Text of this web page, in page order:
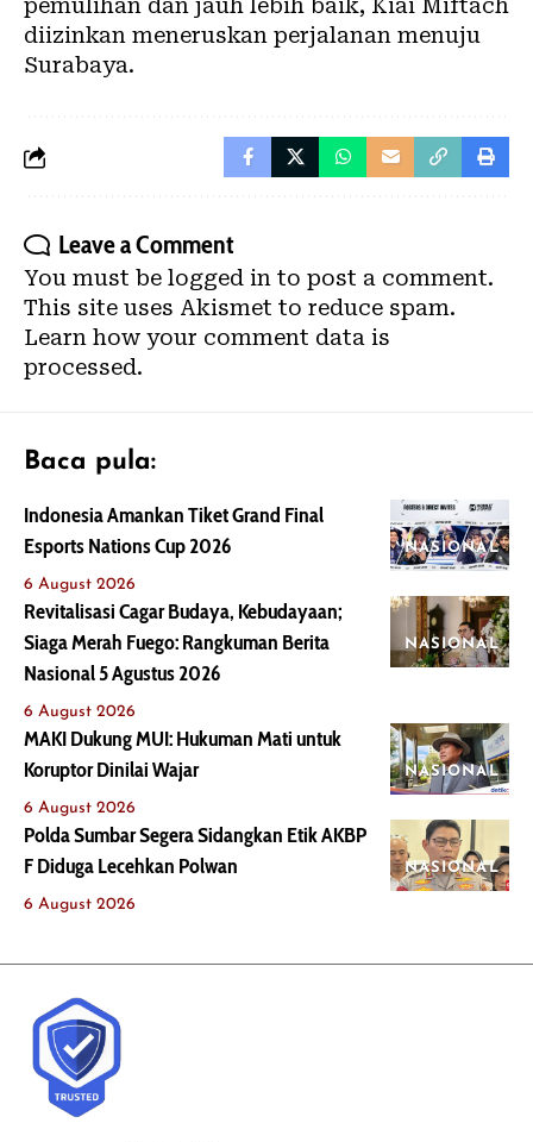
pemulihan dan jauh lebih baik, Kiai Miftach
diizinkan meneruskan perjalanan menuju
Surabaya.
Leave a Comment
You must be logged in to post a comment.
This site uses Akismet to reduce spam.
Learn how your comment data is
processed.
Baca pula:
NASIONAL
Indonesia Amankan Tiket Grand Final
Esports Nations Cup 2026
6 August 2026
NASIONAL
Revitalisasi Cagar Budaya, Kebudayaan;
Siaga Merah Fuego: Rangkuman Berita
Nasional 5 Agustus 2026
6 August 2026
NASIONAL
MAKI Dukung MUI: Hukuman Mati untuk
Koruptor Dinilai Wajar
6 August 2026
NASIONAL
Polda Sumbar Segera Sidangkan Etik AKBP
F Diduga Lecehkan Polwan
6 August 2026